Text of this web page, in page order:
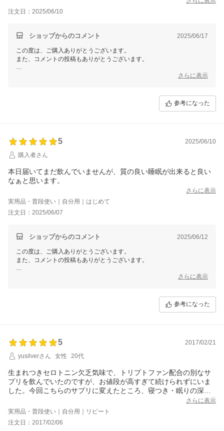
注文日：2025/06/10
ショップからのコメント 2025/06/17
この度は、ご購入ありがとうございます。
また、コメントの投稿もありがとうございます。
今後とも【Ｅ！Ｃｈｏｉｃｅ 楽天市場店】をご愛顧くださいますよ
さらに表示
参考になった
5
2025/06/10
購入者さん
本日届いてまだ飲んでいませんが、質の良い睡眠が出来ると良い
なぁと思います。
さらに表示
実用品・普段使い｜自分用｜はじめて
注文日：2025/06/07
ショップからのコメント 2025/06/12
この度は、ご購入ありがとうございます。
また、コメントの投稿もありがとうございます。
ご継続いただく事で効果をご実感いただけたとのお声も多くございま
さらに表示
参考になった
5
2017/02/21
yusilverさん
女性 20代
生まれつきセロトニン欠乏気味で、トリプトファン配合の別なサ
プリを飲んでいたのですが、お値段が高すぎて続けられずにいま
した。今回こちらのサプリに変えたところ、寝つき・眠りの深さ
共にとても良くなり、毎朝の頭痛に悩まされることもなくなりま
した！本当に嬉しいです。頭痛が酷い時は朝も飲むようにしたと
ころ一日調子がいいです。セロトニン不足の方は試す価値ありだ
と思います。
さらに表示
実用品・普段使い｜自分用｜リピート
注文日：2017/02/06